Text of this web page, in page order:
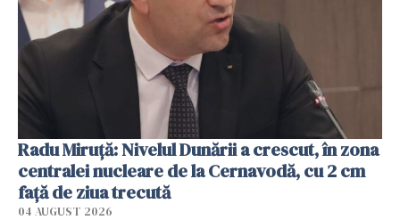
Radu Miruţă: Nivelul Dunării a crescut, în zona
centralei nucleare de la Cernavodă, cu 2 cm
faţă de ziua trecută
04 AUGUST 2026